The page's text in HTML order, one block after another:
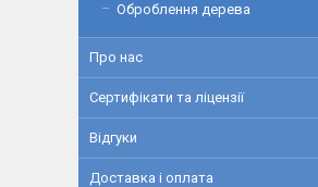
Оброблення дерева
Про нас
Сертифікати та ліцензії
Відгуки
Доставка і оплата